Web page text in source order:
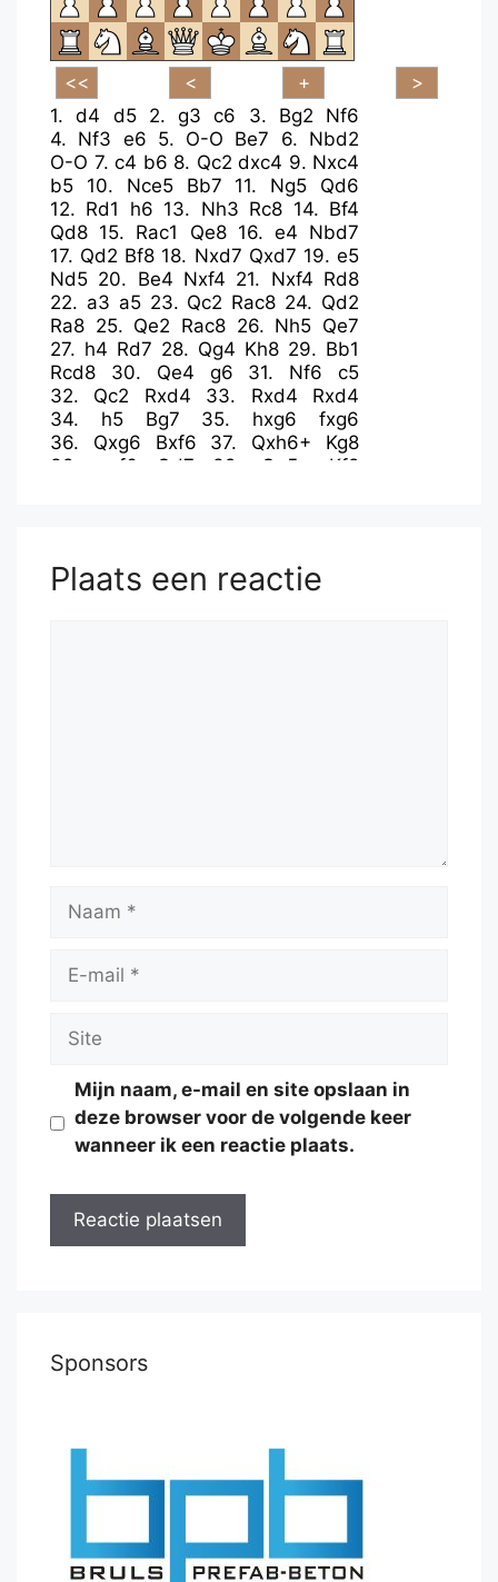
1.d4 d5 2. g3 c6 3. Bg2
Nf6
4. Nf3 e6 5. O-O Be7 6. Nbd2
O-O 7. c4 b6 8. Qc2 dxc4 9. Nxc4
b5
10. Nce5 Bb7 11. Ng5
Qd6
12. Rd1 h6 13. Nh3 Rc8 14. Bf4
Qd8 15. Rac1 Qe8 16. e4 Nbd7
17. Qd2 Bf8 18. Nxd7 Qxd7 19.e5
Nd5 20. Be4 Nxf4 21. Nxf4 Rd8
22. a3 a5 23. Qc2 Rac8 24. Qd2
Ra8 25. Qe2 Rac8 26. Nh5 Qe7
27. h4 Rd7 28. Qg4 Kh8 29. Bb1
Rcd8
30. Qe4 g6 31. Nf6
c5
32. Qc2 Rxd4 33. Rxd4
Rxd4
34. h5 Bg7 35. hxg6
fxg6
36. Qxg6 Bxf6 37. Qxh6+
Kg8
38.
exf6 Qd7 39. Qg5+
Kf8
Plaats een reactie
Naam
Site
Mijn naam, e-mail en site opslaan in
deze browser voor de volgende keer
wanneer ik een reactie plaats.
Sponsors